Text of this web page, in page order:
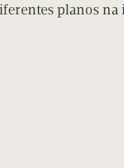
planos